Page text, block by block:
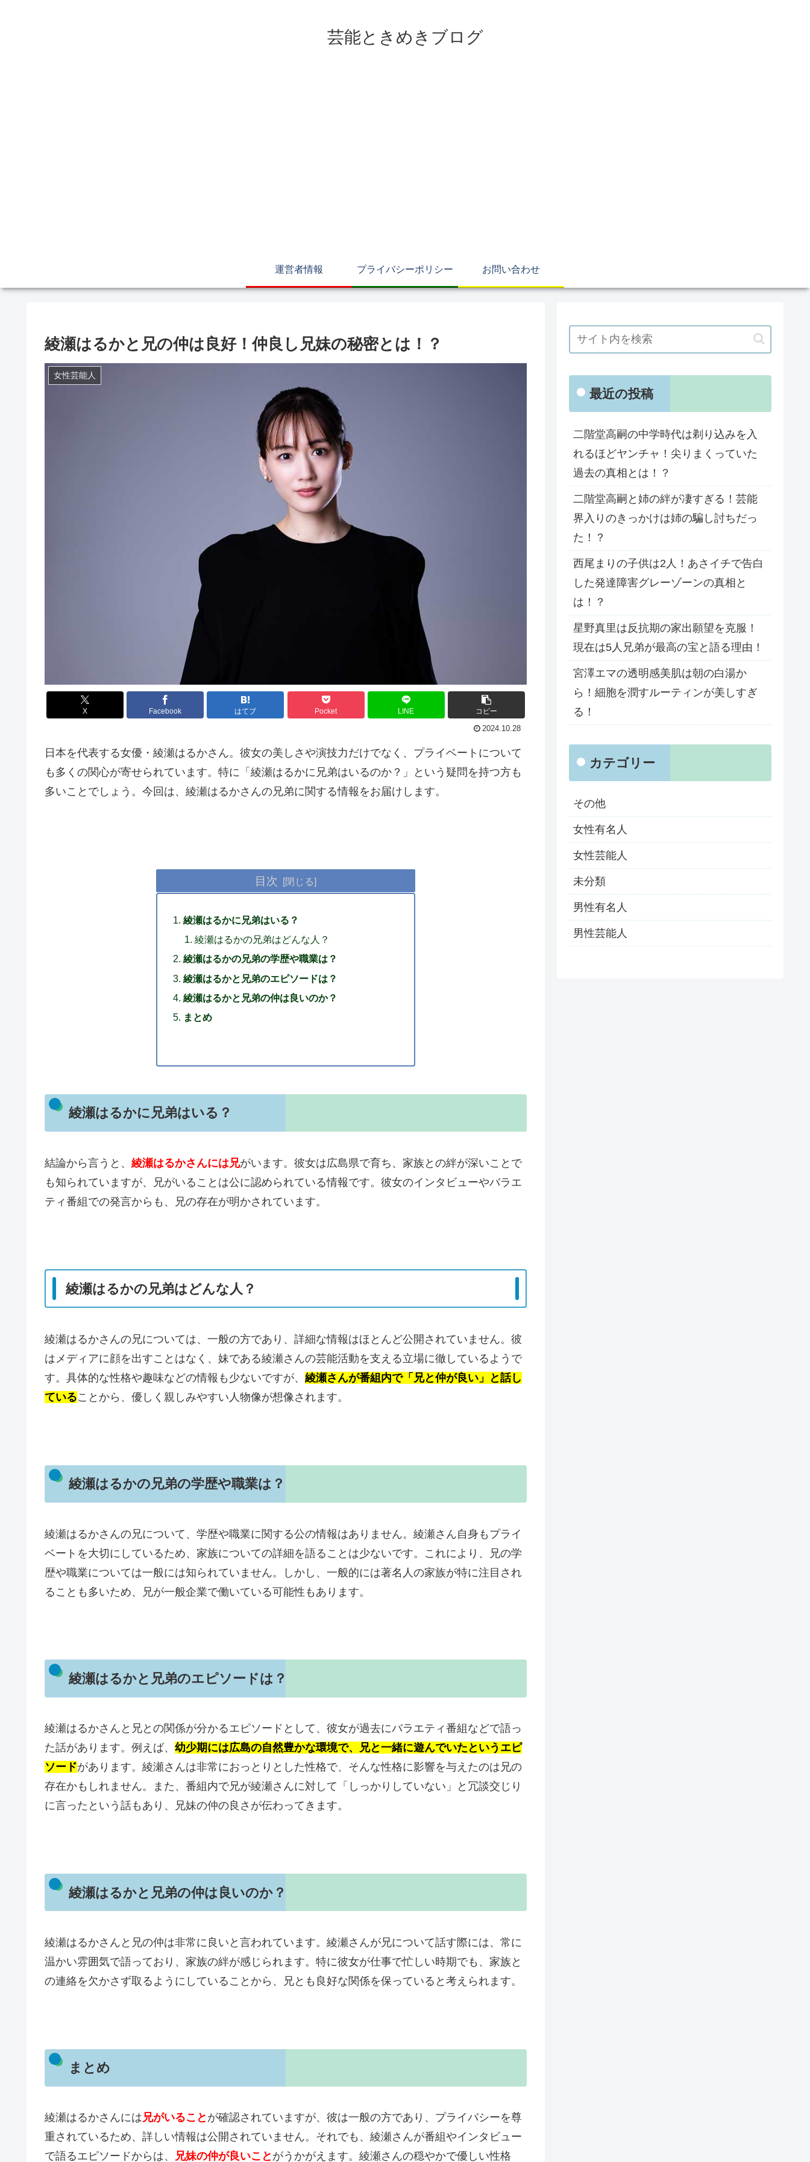
芸能ときめきブログ
運営者情報 プライバシーポリシー お問い合わせ
綾瀬はるかと兄の仲は良好！仲良し兄妹の秘密とは！？
女性芸能人
X Facebook はてブ Pocket LINE コピー
2024.10.28
日本を代表する女優・綾瀬はるかさん。彼女の美しさや演技力だけでなく、プライベートについて
も多くの関心が寄せられています。特に「綾瀬はるかに兄弟はいるのか？」という疑問を持つ方も
多いことでしょう。今回は、綾瀬はるかさんの兄弟に関する情報をお届けします。
目次
綾瀬はるかに兄弟はいる？
綾瀬はるかの兄弟はどんな人？
綾瀬はるかの兄弟の学歴や職業は？
綾瀬はるかと兄弟のエピソードは？
綾瀬はるかと兄弟の仲は良いのか？
まとめ
綾瀬はるかに兄弟はいる？
結論から言うと、 綾瀬はるかさんには兄がいます。彼女は広島県で育ち、家族との絆が深いことで
も知られていますが、兄がいることは公に認められている情報です。彼女のインタビューやバラエ
ティ番組での発言からも、兄の存在が明かされています。
綾瀬はるかの兄弟はどんな人？
綾瀬はるかさんの兄については、一般の方であり、詳細な情報はほとんど公開されていません。彼
はメディアに顔を出すことはなく、妹である綾瀬さんの芸能活動を支える立場に徹しているようで
す。具体的な性格や趣味などの情報も少ないですが、 綾瀬さんが番組内で「兄と仲が良い」と話し
ていることから、優しく親しみやすい人物像が想像されます。
綾瀬はるかの兄弟の学歴や職業は？
綾瀬はるかさんの兄について、学歴や職業に関する公の情報はありません。綾瀬さん自身もプライ
ベートを大切にしているため、家族についての詳細を語ることは少ないです。これにより、兄の学
歴や職業については一般には知られていません。しかし、一般的には著名人の家族が特に注目され
ることも多いため、兄が一般企業で働いている可能性もあります。
綾瀬はるかと兄弟のエピソードは？
綾瀬はるかさんと兄との関係が分かるエピソードとして、彼女が過去にバラエティ番組などで語っ
た話があります。例えば、 幼少期には広島の自然豊かな環境で、兄と一緒に遊んでいたというエピ
ソードがあります。綾瀬さんは非常におっとりとした性格で、そんな性格に影響を与えたのは兄の
存在かもしれません。また、番組内で兄が綾瀬さんに対して「しっかりしていない」と冗談交じり
に言ったという話もあり、兄妹の仲の良さが伝わってきます。
綾瀬はるかと兄弟の仲は良いのか？
綾瀬はるかさんと兄の仲は非常に良いと言われています。綾瀬さんが兄について話す際には、常に
温かい雰囲気で語っており、家族の絆が感じられます。特に彼女が仕事で忙しい時期でも、家族と
の連絡を欠かさず取るようにしていることから、兄とも良好な関係を保っていると考えられます。
まとめ
綾瀬はるかさんには兄がいること が確認されていますが、彼は一般の方であり、プライバシーを尊
重されているため、詳しい情報は公開されていません。それでも、綾瀬さんが番組やインタビュー
で語るエピソードからは、 兄妹の仲が良いこと がうかがえます。綾瀬さんの穏やかで優しい性格
最近の投稿
二階堂高嗣の中学時代は剃り込みを入
れるほどヤンチャ！尖りまくっていた
過去の真相とは！？
二階堂高嗣と姉の絆が凄すぎる！芸能
界入りのきっかけは姉の騙し討ちだっ
た！？
西尾まりの子供は2人！あさイチで告白
した発達障害グレーゾーンの真相と
は！？
星野真里は反抗期の家出願望を克服！
現在は5人兄弟が最高の宝と語る理由！
宮澤エマの透明感美肌は朝の白湯か
ら！細胞を潤すルーティンが美しすぎ
る！
カテゴリー
その他
女性有名人
女性芸能人
未分類
男性有名人
男性芸能人